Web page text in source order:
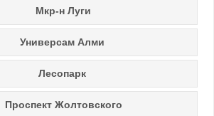
Мкр-н Луги
Универсам Алми
Лесопарк
Проспект Жолтовского